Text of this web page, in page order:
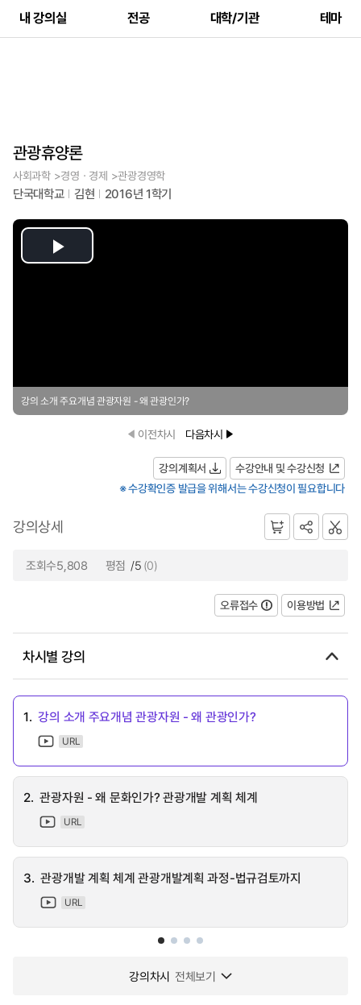
내 강의실 전공 대학/기관 테마
관광휴양론
사회과학 >경영ㆍ경제 >관광경영학
단국대학교 김현 2016년 1학기
Play
강의 소개 주요개념 관광자원 - 왜 관광인가?
이전차시 다음차시
강의계획서
수강안내 및 수강신청
※ 수강확인증 발급을 위해서는 수강신청이 필요합니다
강의상세
조회수5,808 평점 /5 (0)
오류접수 이용방법
차시별 강의
1. 강의 소개 주요개념 관광자원 - 왜 관광인가?
URL
2. 관광자원 - 왜 문화인가? 관광개발 계획 체계
URL
3. 관광개발 계획 체계 관광개발계획 과정-법규검토까지
URL
강의차시 전체보기